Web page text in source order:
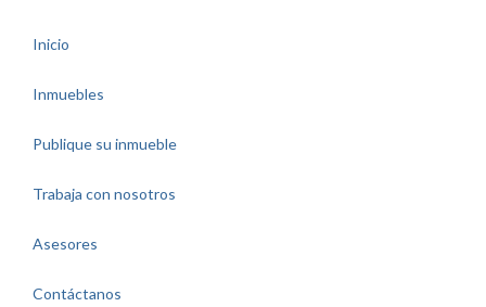
Inicio
Inmuebles
Publique su inmueble
Trabaja con nosotros
Asesores
Contáctanos